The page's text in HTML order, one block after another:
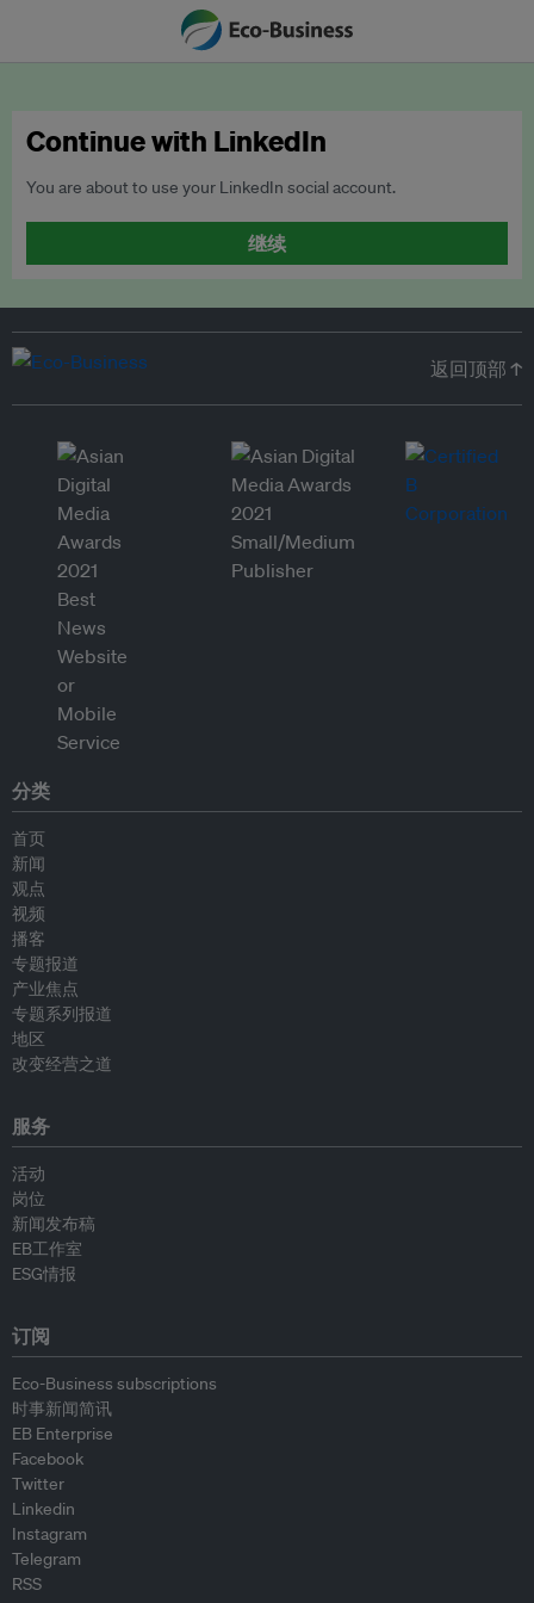
Continue with LinkedIn
You are about to use your LinkedIn social account.
继续
返回顶部 ↑
分类
首页
新闻
观点
视频
播客
专题报道
产业焦点
专题系列报道
地区
改变经营之道
服务
活动
岗位
新闻发布稿
EB工作室
ESG情报
订阅
Eco-Business subscriptions
时事新闻简讯
EB Enterprise
Facebook
Twitter
Linkedin
Instagram
Telegram
RSS